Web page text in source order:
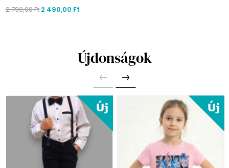
2 790,00 Ft 2 490,00 Ft
Újdonságok